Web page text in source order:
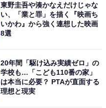
東野圭吾や湊かなえだけじゃな
い、「業と罪」を描く『映画ち
いかわ』から強く連想した映画
8選
20年間「駆け込み実績ゼロ」の
学校も…「こども110番の家」
は本当に必要？ PTAが直面する
理想と現実